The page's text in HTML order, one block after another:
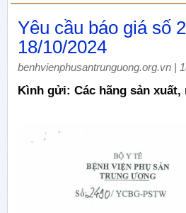
Yêu cầu báo giá số
18/10/2024
benhvienphusantrunguong.org.vn |
Kình gửi: Các hãng sản xuất,